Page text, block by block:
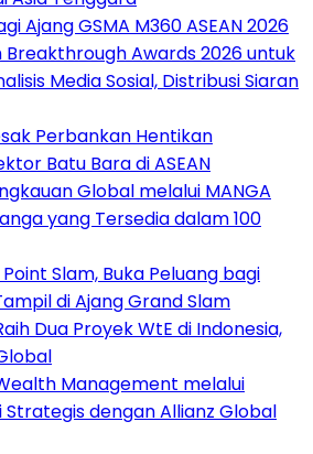
Ajang GSMA M360 ASEAN 2026
Breakthrough Awards 2026 untuk
Media Sosial, Distribusi Siaran
Perbankan Hentikan
Batu Bara di ASEAN
Global melalui MANGA
yang Tersedia dalam 100
Slam, Buka Peluang bagi
di Ajang Grand Slam
Dua Proyek WtE di Indonesia,
Management melalui
dengan Allianz Global